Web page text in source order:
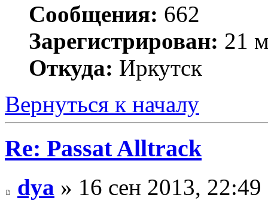
Сообщения: 662
Зарегистрирован: 21
Откуда: Иркутск
Вернуться к началу
Re: Passat Alltrack
dya » 16 сен 2013, 22:49